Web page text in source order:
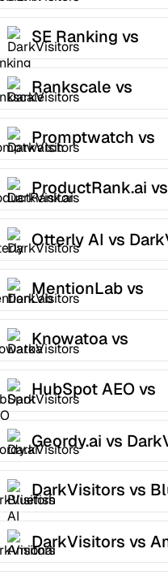
SE Ranking vs
DarkVisitors
Rankscale vs
DarkVisitors
Promptwatch vs
DarkVisitors
ProductRank.ai vs
DarkVisitors
Otterly AI vs
MentionLab vs
DarkVisitors
Knowatoa vs
DarkVisitors
HubSpot AEO vs
DarkVisitors
Geordy.ai vs
DarkVisitors vs
AI
DarkVisitors vs